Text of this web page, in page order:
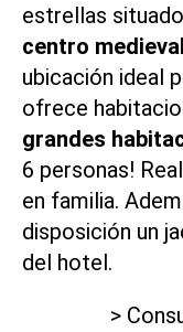
estrellas
centro
ubicación ideal
ofrece
grandes
6 personas!
en familia.
disposición un
del hotel.
>